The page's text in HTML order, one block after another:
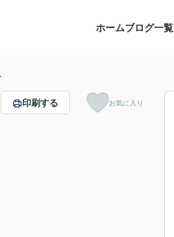
ホームブログ一覧
印刷する お気に入り